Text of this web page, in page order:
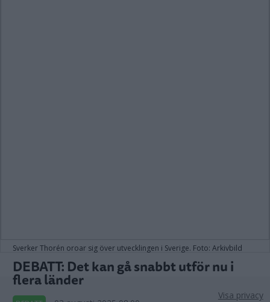
Sverker Thorén oroar sig över utvecklingen i Sverige. Foto: Arkivbild
DEBATT: Det kan gå snabbt utför nu i
flera länder
Visa privacy